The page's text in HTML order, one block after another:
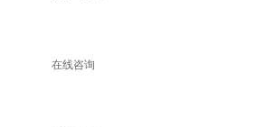
在线咨询